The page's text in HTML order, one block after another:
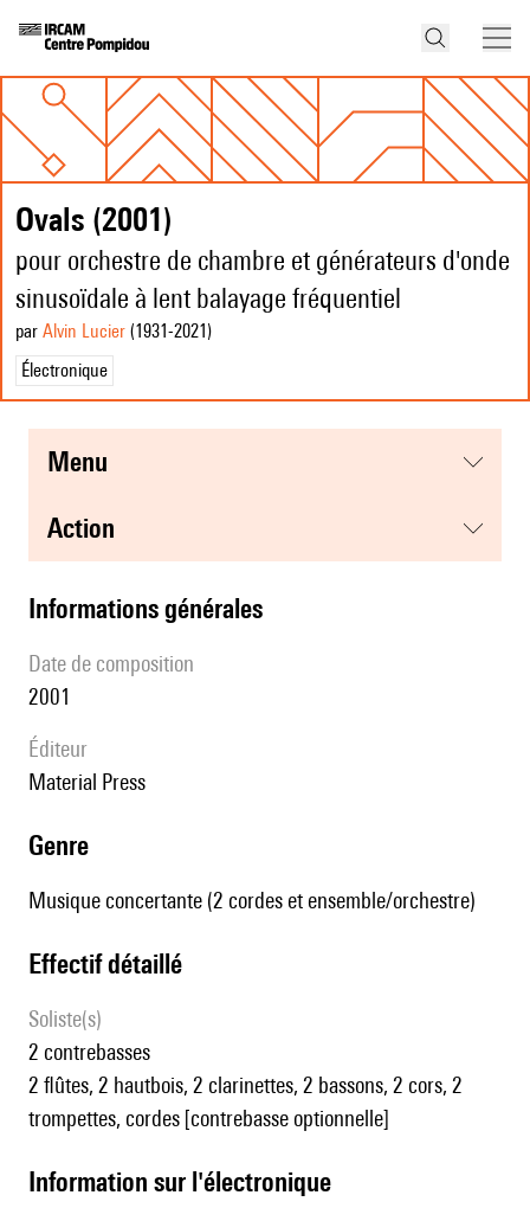
Ovals (2001)
pour orchestre de chambre et générateurs d'onde
sinusoïdale à lent balayage fréquentiel
par Alvin Lucier (1931-2021 )
Électronique
menu
action
informations générales
date de composition
2001
éditeur
Material Press
genre
Musique concertante (2 cordes et ensemble/orchestre)
effectif détaillé
Soliste(s)
2 contrebasses
2 flûtes, 2 hautbois, 2 clarinettes, 2 bassons, 2 cors, 2
trompettes, cordes [contrebasse optionnelle]
Information sur l'électronique